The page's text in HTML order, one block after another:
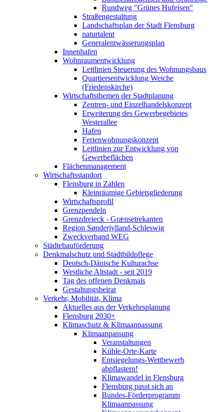
Rundweg "Grünes Hufeisen"
Straßengestaltung
Landschaftsplan der Stadt Flensburg
naturtalent
Generalentwässerungsplan
Innenhafen
Wohnraumentwicklung
Leitlinien Steuerung des Wohnungsbaus
Quartiersentwicklung Weiche
(Friedenskirche)
Wirtschaftsthemen der Stadtplanung
Zentren- und Einzelhandelskonzept
Erweiterung des Gewerbegebietes
Westerallee
Hafen
Ferienwohnungskonzept
Leitlinien zur Entwicklung von
Gewerbeflächen
Flächenmanagement
Wirtschaftsstandort
Flensburg in Zahlen
Kleinräumige Gebietsgliederung
Wirtschaftsprofil
Grenzpendeln
Grenzdreieck - Grænsetrekanten
Region Sønderjylland-Schleswig
Zweckverband WEG
Städtebauförderung
Denkmalschutz und Stadtbildpflege
Deutsch-Dänische Kulturachse
Westliche Altstadt - seit 2019
Tag des offenen Denkmals
Gestaltungsbeirat
Verkehr, Mobilität, Klima
Aktuelles aus der Verkehrsplanung
Flensburg 2030+
Klimaschutz & Klimaanpassung
Klimaanpassung
Veranstaltungen
Kühle-Orte-Karte
Entsiegelungs-Wettbewerb
abpflastern!
Klimawandel in Flensburg
Flensburg passt sich an
Bundes-Förderprogramm
Klimaanpassung